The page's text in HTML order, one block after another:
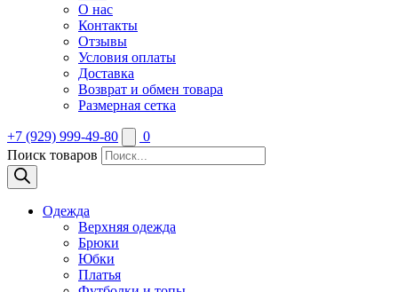
О нас
Контакты
Отзывы
Условия оплаты
Доставка
Возврат и обмен товара
Размерная сетка
+7 (929) 999-49-80
0
Поиск товаров
Одежда
Верхняя одежда
Брюки
Юбки
Платья